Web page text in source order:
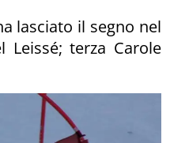
lasciato il segno nel
Leissé; terza Carole